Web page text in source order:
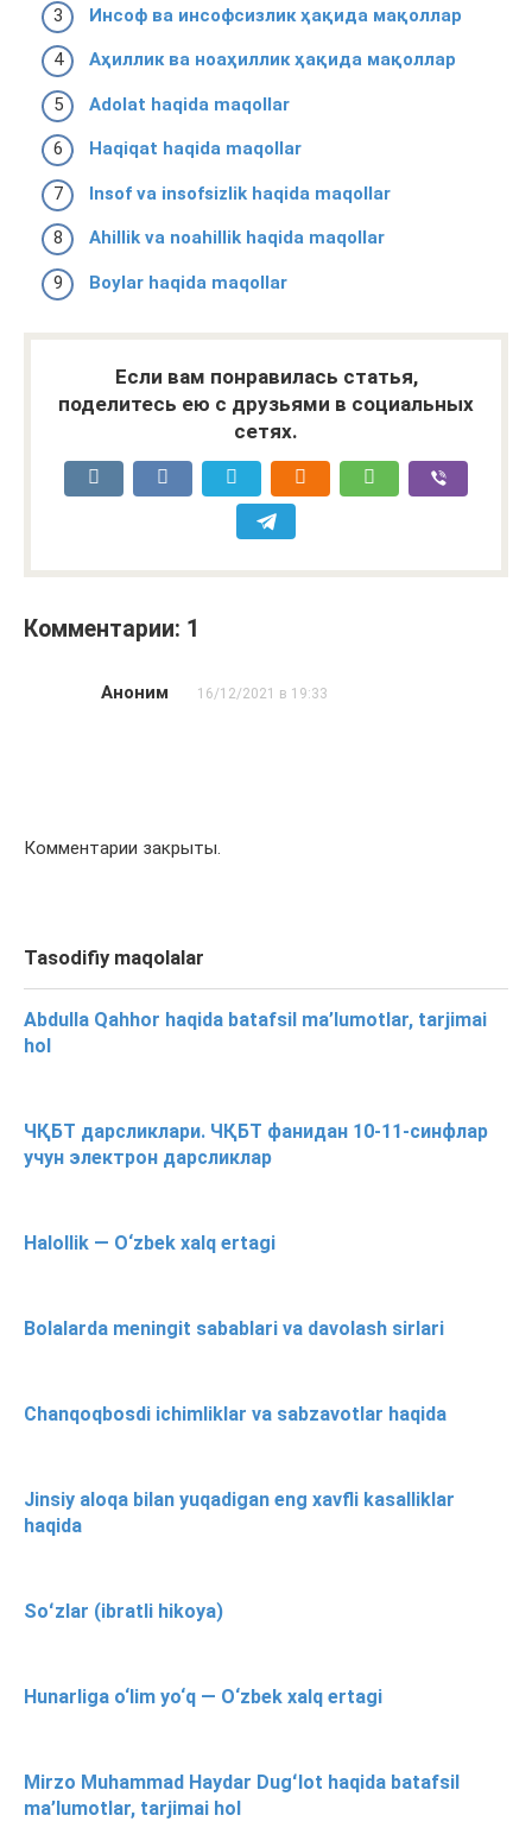
Инсоф ва инсофсизлик ҳақида мақоллар
Аҳиллик ва ноаҳиллик ҳақида мақоллар
Adolat haqida maqollar
Haqiqat haqida maqollar
Insof va insofsizlik haqida maqollar
Ahillik va noahillik haqida maqollar
Boylar haqida maqollar
Если вам понравилась статья,
поделитесь ею с друзьями в социальных
сетях.
Комментарии: 1
Аноним 16/12/2021 в 19:33
Комментарии закрыты.
Tasodifiy maqolalar
Abdulla Qahhor haqida batafsil ma’lumotlar, tarjimai
hol
ЧҚБТ дарсликлари. ЧҚБТ фанидан 10-11-синфлар
учун электрон дарсликлар
Halollik — O‘zbek xalq ertagi
Bolalarda meningit sabablari va davolash sirlari
Chanqoqbosdi ichimliklar va sabzavotlar haqida
Jinsiy aloqa bilan yuqadigan eng xavfli kasalliklar
haqida
Soʻzlar (ibratli hikoya)
Hunarliga o‘lim yo‘q — O‘zbek xalq ertagi
Mirzo Muhammad Haydar Dugʻlot haqida batafsil
ma’lumotlar, tarjimai hol